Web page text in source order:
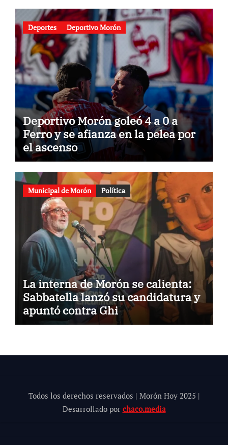
Deportes Deportivo Morón
Deportivo Morón goleó 4 a 0 a
Ferro y se afianza en la pelea por
el ascenso
Municipal de Morón Política
La interna de Morón se calienta:
Sabbatella lanzó su candidatura y
apuntó contra Ghi
Todos los derechos reservados | Morón Hoy 2025 |
Desarrollado por chaco.media